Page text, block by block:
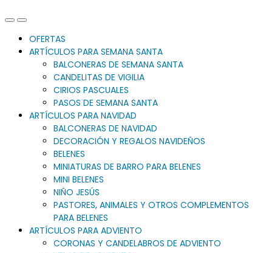
Previous
Slide
Next
Slide
OFERTAS
ARTÍCULOS PARA SEMANA SANTA
BALCONERAS DE SEMANA SANTA
CANDELITAS DE VIGILIA
CIRIOS PASCUALES
PASOS DE SEMANA SANTA
ARTÍCULOS PARA NAVIDAD
BALCONERAS DE NAVIDAD
DECORACIÓN Y REGALOS NAVIDEÑOS
BELENES
MINIATURAS DE BARRO PARA BELENES
MINI BELENES
NIÑO JESÚS
PASTORES, ANIMALES Y OTROS COMPLEMENTOS
PARA BELENES
ARTÍCULOS PARA ADVIENTO
CORONAS Y CANDELABROS DE ADVIENTO